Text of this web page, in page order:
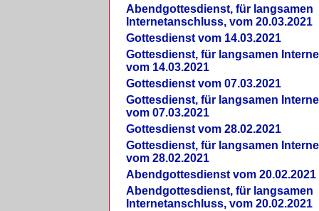
Abendgottesdienst, für langsamen
Internetanschluss, vom 20.03.2021
Gottesdienst vom 14.03.2021
Gottesdienst, für langsamen
vom 14.03.2021
Gottesdienst vom 07.03.2021
Gottesdienst, für langsamen
vom 07.03.2021
Gottesdienst vom 28.02.2021
Gottesdienst, für langsamen
vom 28.02.2021
Abendgottesdienst vom 20.02.2021
Abendgottesdienst, für langsamen
Internetanschluss, vom 20.02.2021